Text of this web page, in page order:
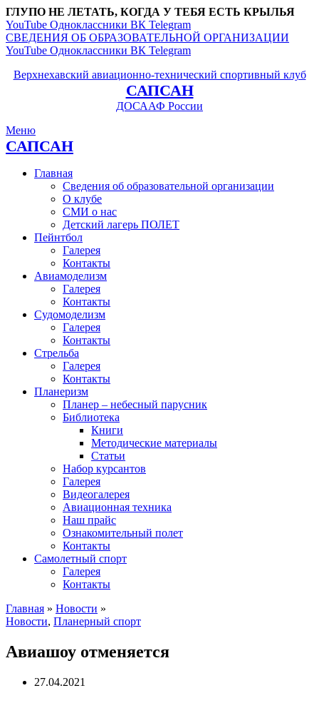
ГЛУПО НЕ ЛЕТАТЬ, КОГДА У ТЕБЯ ЕСТЬ КРЫЛЬЯ
YouTube Одноклассники ВК Telegram
СВЕДЕНИЯ ОБ ОБРАЗОВАТЕЛЬНОЙ ОРГАНИЗАЦИИ
YouTube Одноклассники ВК Telegram
Верхнехавский авиационно-технический спортивный клуб
САПСАН
ДОСААФ России
Меню
САПСАН
Главная
Сведения об образовательной организации
О клубе
СМИ о нас
Детский лагерь ПОЛЕТ
Пейнтбол
Галерея
Контакты
Авиамоделизм
Галерея
Контакты
Судомоделизм
Галерея
Контакты
Стрельба
Галерея
Контакты
Планеризм
Планер – небесный парусник
Библиотека
Книги
Методические материалы
Статьи
Набор курсантов
Галерея
Видеогалерея
Авиационная техника
Наш прайс
Ознакомительный полет
Контакты
Самолетный спорт
Галерея
Контакты
Главная » Новости »
Новости, Планерный спорт
Авиашоу отменяется
27.04.2021